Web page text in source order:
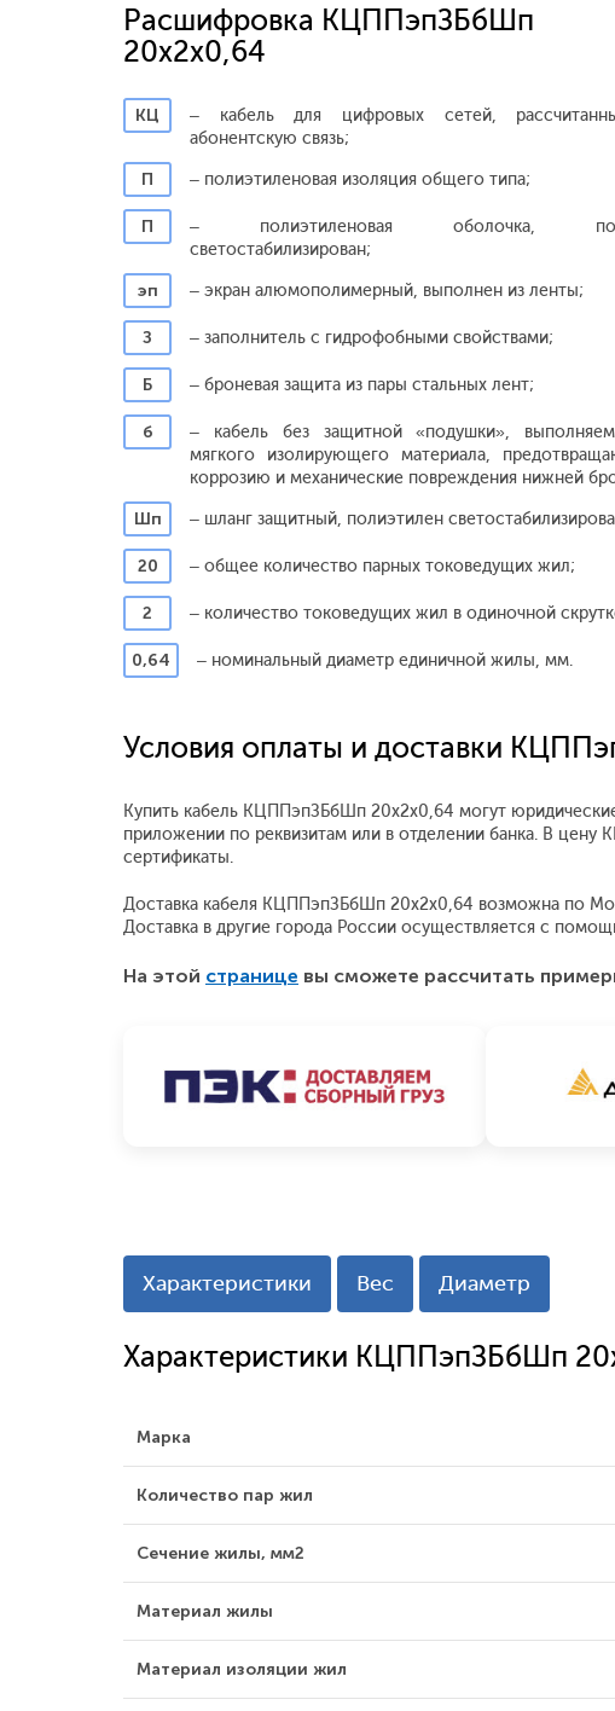
Расшифровка КЦППэпЗБбШп
20x2x0,64
КЦ
– кабель для цифровых сетей,
абонентскую связь;
П
– полиэтиленовая изоляция общего типа;
П
– полиэтиленовая оболочка,
светостабилизирован;
эп
– экран алюмополимерный, выполнен из ленты;
З – заполнитель с гидрофобными свойствами;
Б – броневая защита из пары стальных лент;
б
– кабель без защитной «подушки»,
мягкого изолирующего материала,
коррозию и механические повреждения нижней
Шп
– шланг защитный, полиэтилен
20 – общее количество парных токоведущих жил;
2 – количество токоведущих жил в одиночной
0,64 – номинальный диаметр единичной жилы, мм.
Условия оплаты и доставки
Купить кабель КЦППэпЗБбШп 20x2x0,64 могут
приложении по реквизитам или в отделении банка. В
сертификаты.
Доставка кабеля КЦППэпЗБбШп 20x2x0,64 возможна по
Доставка в другие города России осуществляется с
На этой странице вы сможете рассчитать
Характеристики Вес Диаметр
Характеристики КЦППэпЗБбШп
Марка
Количество пар жил
Сечение жилы, мм2
Материал жилы
Материал изоляции жил